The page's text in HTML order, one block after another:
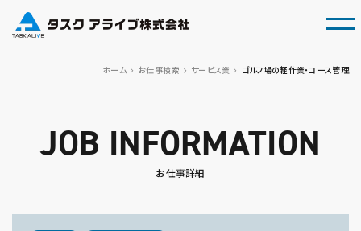
ホーム お仕事検索 サービス業 ゴルフ場の軽作業・コース管理
JOB INFORMATION
お仕事詳細